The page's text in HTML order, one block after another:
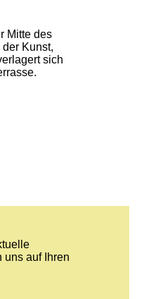
Mitte des
Kunst,
sich
uns auf Ihren